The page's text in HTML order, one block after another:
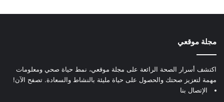
مجلة موقعي
اكتشف أسرار الصحة الرائعة على مجلة موقعي، نمط حياة صحي ومعلومات
مهمة لتعزيز صحتك والحصول على حياة مليئة بالنشاط والسعادة. تصفح الآن!
الإتصال بنا